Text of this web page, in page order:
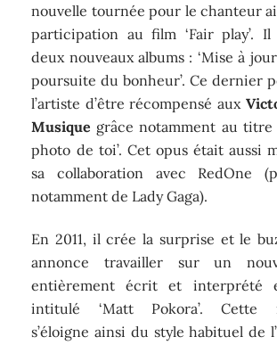
nouvelle tournée pour le chanteur
participation au film ‘Fair play’. Il
deux nouveaux albums : ‘Mise à
poursuite du bonheur’. Ce dernier
l’artiste d’être récompensé aux
Musique grâce notamment au titre
photo de toi’. Cet opus était aussi
sa collaboration avec RedOne
notamment de Lady Gaga).
En 2011, il crée la surprise et le
annonce travailler sur un
entièrement écrit et interprété
intitulé ‘Matt Pokora’. Cette
s’éloigne ainsi du style habituel de